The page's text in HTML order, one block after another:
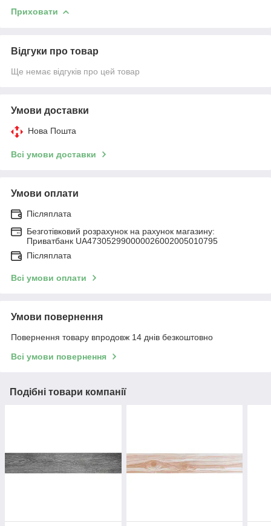
Приховати
Відгуки про товар
Ще немає відгуків про цей товар
Умови доставки
Нова Пошта
Всі умови доставки
Умови оплати
Післяплата
Безготівковий розрахунок на рахунок магазину:
Приватбанк UA473052990000026002005010795
Післяплата
Всі умови оплати
Умови повернення
Повернення товару впродовж 14 днів безкоштовно
Всі умови повернення
Подібні товари компанії